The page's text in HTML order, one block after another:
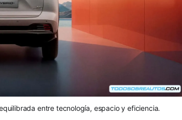
entre tecnología, espacio y eficiencia.